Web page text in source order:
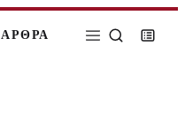
ΑΡΘΡΑ